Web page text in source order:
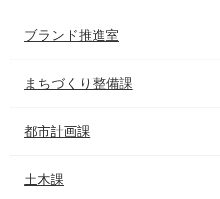
ブランド推進室
まちづくり整備課
都市計画課
土木課